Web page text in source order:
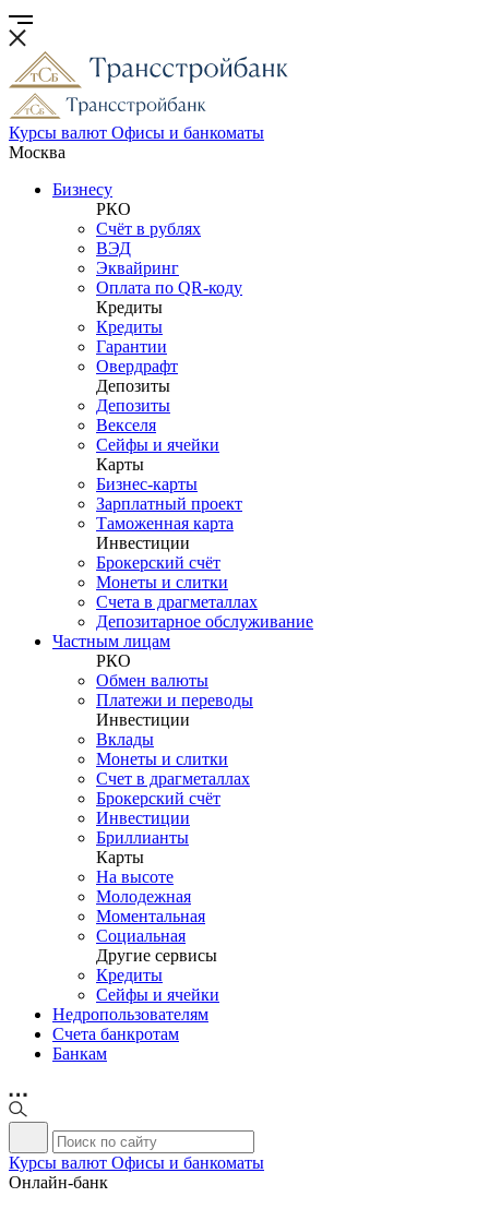
Курсы валют Офисы и банкоматы
Москва
Бизнесу
РКО
Счёт в рублях
ВЭД
Эквайринг
Оплата по QR-коду
Кредиты
Кредиты
Гарантии
Овердрафт
Депозиты
Депозиты
Векселя
Сейфы и ячейки
Карты
Бизнес-карты
Зарплатный проект
Таможенная карта
Инвестиции
Брокерский счёт
Монеты и слитки
Счета в драгметаллах
Депозитарное обслуживание
Частным лицам
РКО
Обмен валюты
Платежи и переводы
Инвестиции
Вклады
Монеты и слитки
Счет в драгметаллах
Брокерский счёт
Инвестиции
Бриллианты
Карты
На высоте
Молодежная
Моментальная
Социальная
Другие сервисы
Кредиты
Сейфы и ячейки
Недропользователям
Счета банкротам
Банкам
Курсы валют Офисы и банкоматы
Онлайн-банк